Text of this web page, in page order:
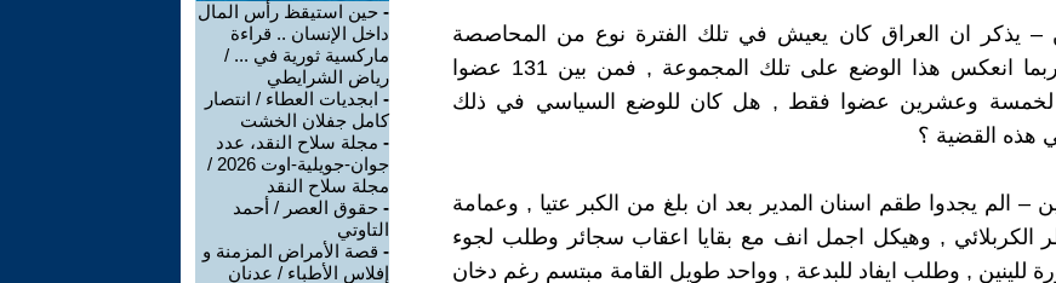
– يذكر ان العراق كان يعيش في تلك الفترة نوع من المحاصصة
والتهميش , وربما انعكس هذا الوضع على تلك المجموعة , فمن بين 131 عضوا
وعشرين عضوا فقط , هل كان للوضع السياسي في ذلك
هذه القضية ؟
– الم يجدوا طقم اسنان المدير بعد ان بلغ من الكبر عتيا , وعمامة
الكربلائي , وهيكل اجمل انف مع بقايا اعقاب سجائر وطلب لجوء
, وطلب ايفاد للبدعة , وواحد طويل القامة مبتسم رغم دخان
- حين استيقظ رأس المال
داخل الإنسان .. قراءة
ماركسية ثورية في ... /
رياض الشرايطي
- ابجديات العطاء / انتصار
كامل جفلان الخشت
- مجلة سلاح النقد، عدد
جوان-جويلية-اوت 2026 /
مجلة سلاح النقد
- حقوق العصر / أحمد
التاوتي
- قصة الأمراض المزمنة و
إفلاس الأطباء / عدنان